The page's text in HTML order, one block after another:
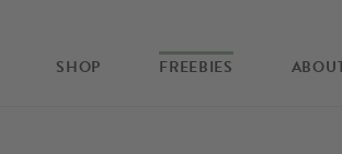
SHOP FREEBIES